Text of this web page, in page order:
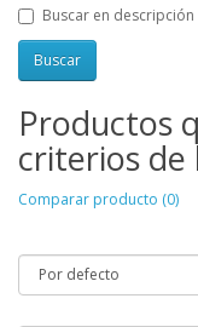
Buscar en
Productos
criterios de
Comparar producto (0)